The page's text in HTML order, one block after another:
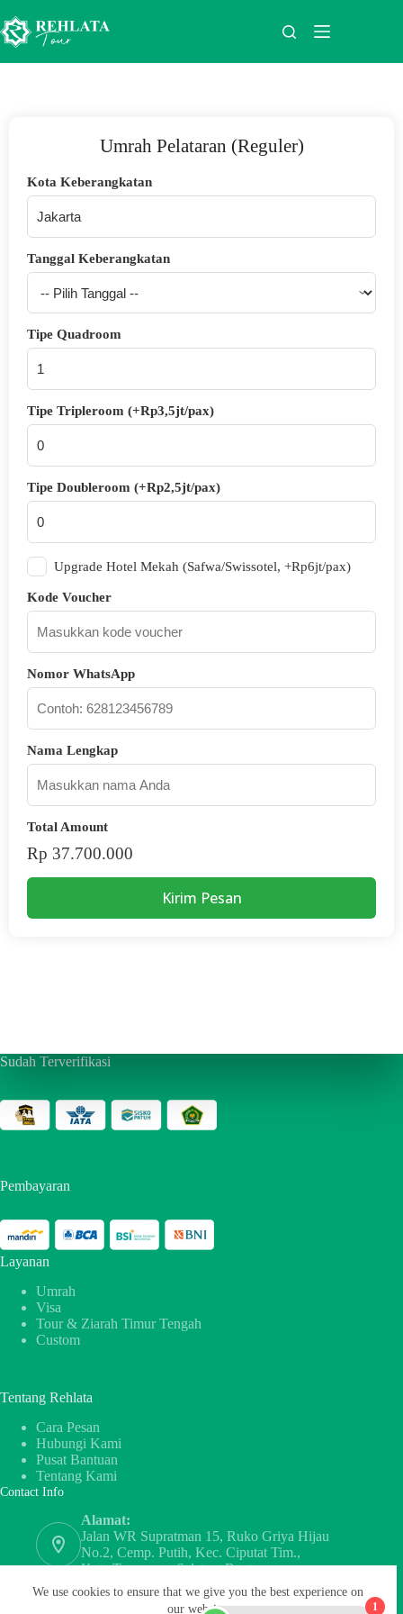
We use cookies to ensure that we give you the best experience on
our website.
Umrah Pelataran (Reguler)
Kota Keberangkatan
Tanggal Keberangkatan
Tipe Quadroom
Tipe Tripleroom (+Rp3,5jt/pax)
Tipe Doubleroom (+Rp2,5jt/pax)
Upgrade Hotel Mekah (Safwa/Swissotel, +Rp6jt/pax)
Kode Voucher
Nomor WhatsApp
Nama Lengkap
Total Amount
Rp 37.700.000
Kirim Pesan
Sudah Terverifikasi
Pembayaran
Layanan
Umrah
Visa
Tour & Ziarah Timur Tengah
Custom
Tentang Rehlata
Cara Pesan
Hubungi Kami
Pusat Bantuan
Tentang Kami
Contact Info
Alamat:
Jalan WR Supratman 15, Ruko Griya Hijau
No.2, Cemp. Putih, Kec. Ciputat Tim.,
Kota Tangerang Selatan, Banten
WhatsApp
‪+62 856‑1122‑777‬
1